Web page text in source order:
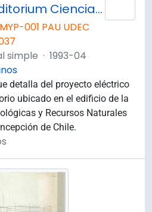
Alumbrado y Auditorium Ciencias Biológicas y Recursos Naturales.
001 PAU UDEC
simple · 1993-04
detalla del proyecto eléctrico
ubicado en el edificio de la
y Recursos Naturales
de Chile.